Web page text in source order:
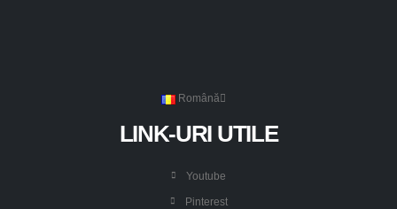
Română
LINK-URI UTILE
Youtube
Pinterest